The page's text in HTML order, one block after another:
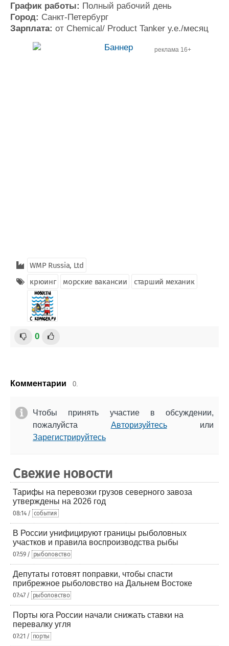
Реклама
Выставки и семинары
Галерея флота
График работы: Полный рабочий день
Город: Санкт-Петербург
Зарплата: от Chemical/ Product Tanker у.е./месяц
реклама 16+
WMP Russia, Ltd
крюинг
морские вакансии старший механик
0
Комментарии 0.
Чтобы принять участие в обсуждении,
пожалуйста Авторизуйтесьили
Зарегистрируйтесь
Свежие новости
Тарифы на перевозки грузов северного завоза
утверждены на 2026 год
08:14 / события
В России унифицируют границы рыболовных
участков и правила воспроизводства рыбы
07:59 / рыболовство
Депутаты готовят поправки, чтобы спасти
прибрежное рыболовство на Дальнем Востоке
07:47 / рыболовство
Порты юга России начали снижать ставки на
перевалку угля
07:21 / порты